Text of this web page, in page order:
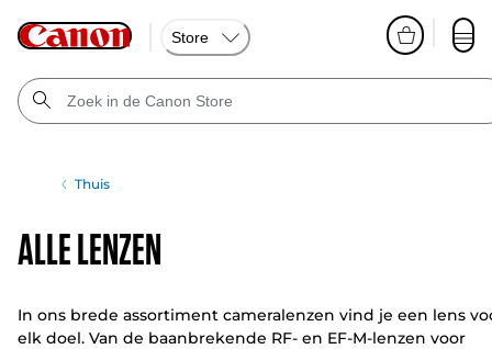
Store
Thuis
Alle lenzen
In ons brede assortiment cameralenzen vind je een lens
elk doel. Van de baanbrekende RF- en EF-M-lenzen voor